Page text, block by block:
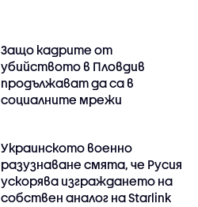
Защо кадрите от
убийството в Пловдив
продължават да са в
социалните мрежи
Украинското военно
разузнаване смята, че Русия
ускорява изграждането на
собствен аналог на Starlink